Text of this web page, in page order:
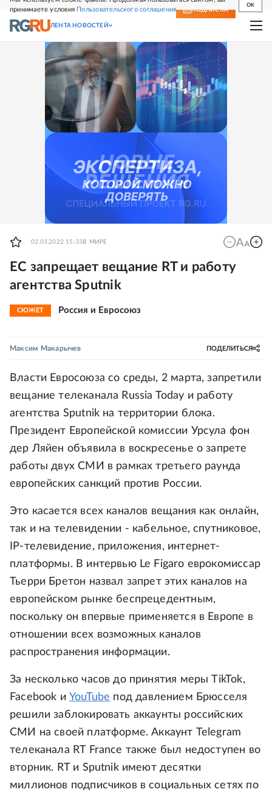
принимаете условия Пользовательского соглашения
OK
СВЕЖИЙ НОМЕР ПОДПИСКА
ЛЕНТА НОВОСТЕЙ
02.03.2022 15:33 В МИРЕ
ЕС запрещает вещание RT и работу
агентства Sputnik
СЮЖЕТ Россия и Евросоюз
Максим Макарычев ПОДЕЛИТЬСЯ
Власти Евросоюза со среды, 2 марта, запретили
вещание телеканала Russia Today и работу
агентства Sputnik на территории блока.
Президент Европейской комиссии Урсула фон
дер Ляйен объявила в воскресенье о запрете
работы двух СМИ в рамках третьего раунда
европейских санкций против России.
Это касается всех каналов вещания как онлайн,
так и на телевидении - кабельное, спутниковое,
IP-телевидение, приложения, интернет-
платформы. В интервью Le Figaro еврокомиссар
Тьерри Бретон назвал запрет этих каналов на
европейском рынке беспрецедентным,
поскольку он впервые применяется в Европе в
отношении всех возможных каналов
распространения информации.
За несколько часов до принятия меры TikTok,
Facebook и YouTube под давлением Брюсселя
решили заблокировать аккаунты российских
СМИ на своей платформе. Аккаунт Telegram
телеканала RT France также был недоступен во
вторник. RT и Sputnik имеют десятки
миллионов подписчиков в социальных сетях по